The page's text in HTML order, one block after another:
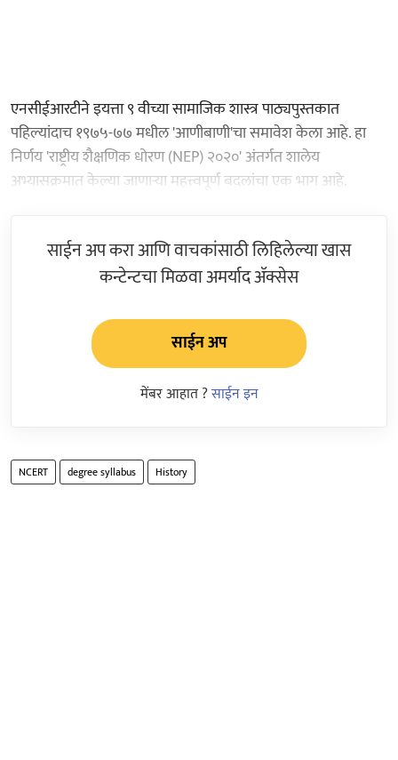
एनसीईआरटीने इयत्ता ९ वीच्या सामाजिक शास्त्र पाठ्यपुस्तकात
पहिल्यांदाच १९७५-७७ मधील 'आणीबाणी'चा समावेश केला आहे. हा
निर्णय 'राष्ट्रीय शैक्षणिक धोरण (NEP) २०२०' अंतर्गत शालेय
अभ्यासक्रमात केल्या जाणाऱ्या महत्त्वपूर्ण बदलांचा एक भाग आहे.
साईन अप करा आणि वाचकांसाठी लिहिलेल्या खास
कन्टेन्टचा मिळवा अमर्याद ॲक्सेस
साईन अप
मेंबर आहात ?साईन इन
NCERT degree syllabus History